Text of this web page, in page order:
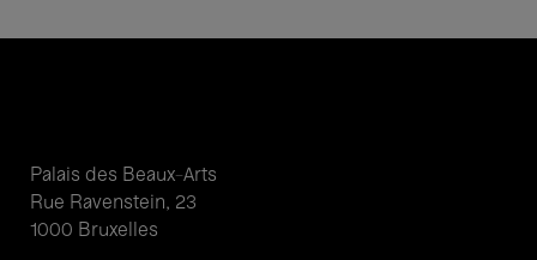
Palais des Beaux-Arts
Rue Ravenstein, 23
1000 Bruxelles